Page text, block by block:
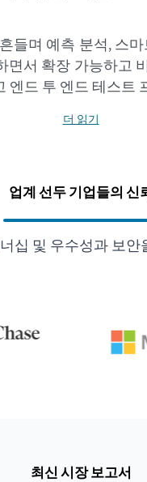
들며 예측 분석, 스
서 확장 가능하
엔드 투 엔드 테스트
더 읽기
업계 선두 기업들의 신
십 및 우수성과 보
최신 시장 보고서